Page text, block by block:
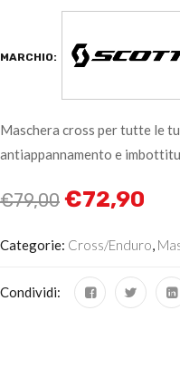
MARCHIO:
Maschera cross per tutte le
antiappannamento e
€79,00 €72,90
Categorie: Cross/Enduro
Condividi: